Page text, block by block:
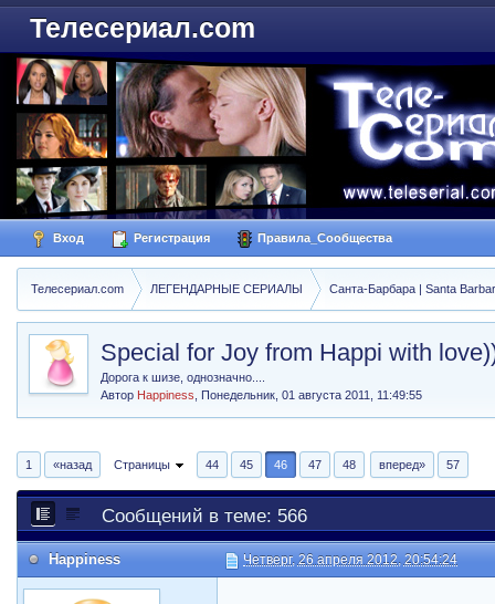
Телесериал.com
Вход Регистрация Правила_Сообщества
Телесериал.com ЛЕГЕНДАРНЫЕ СЕРИАЛЫ Санта-Барбара | Santa
Special for Joy from Happi with
Дорога к шизе, однозначно....
Автор Happiness ,Понедельник, 01 августа 2011, 11:49:55
1 «назад Страницы 44 45 46 47 48 вперед» 57
Сообщений в теме: 566
Happiness Четверг, 26 апреля 2012, 20:54:24